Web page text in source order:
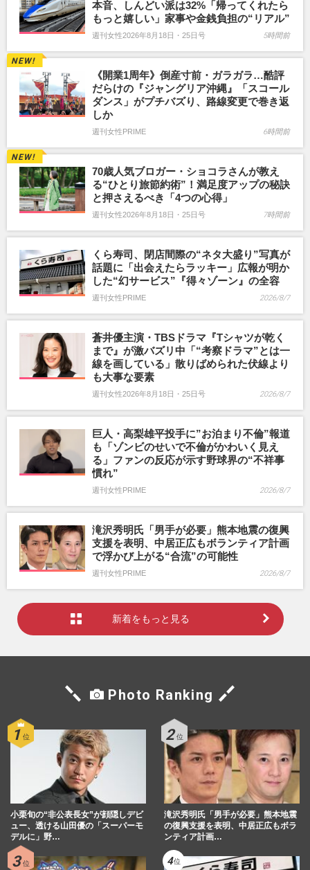
本音、しんどい派は32%「帰ってくれたら
もっと嬉しい」家事や金銭負担の“リアル”
週刊女性2026年8月18日・25日号 5時間前
《開業1周年》倒産寸前・ガラガラ…酷評
だらけの『ジャングリア沖縄』「スコール
ダンス」がプチバズり、路線変更で巻き返
しか
週刊女性PRIME 6時間前
70歳人気ブロガー・ショコラさんが教え
る“ひとり旅節約術”！満足度アップの秘訣
と押さえるべき「4つの心得」
週刊女性2026年8月18日・25日号 7時間前
くら寿司、閉店間際の“ネタ大盛り”写真が
話題に「出会えたらラッキー」広報が明か
した“幻サービス”『得々ゾーン』の全容
週刊女性PRIME 2026/8/7
蒼井優主演・TBSドラマ『Tシャツが乾く
まで』が激バズリ中「“考察ドラマ”とは一
線を画している」散りばめられた伏線より
も大事な要素
週刊女性2026年8月18日・25日号 2026/8/7
巨人・高梨雄平投手に”お泊まり不倫”報道
も「ゾンビのせいで不倫がかわいく見え
る」ファンの反応が示す野球界の“不祥事
慣れ”
週刊女性PRIME 2026/8/7
滝沢秀明氏「男手が必要」熊本地震の復興
支援を表明、中居正広もボランティア計画
で浮かび上がる“合流”の可能性
週刊女性PRIME 2026/8/7
新着をもっと見る
Photo Ranking
小栗旬の“非公表長女”が顔隠しデビ
ュー、透ける山田優の「スーパーモ
デルに」野…
滝沢秀明氏「男手が必要」熊本地震
の復興支援を表明、中居正広もボラ
ンティア計画…